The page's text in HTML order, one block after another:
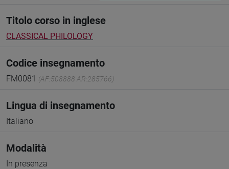
Titolo corso in inglese
CLASSICAL PHILOLOGY
Codice insegnamento
FM0081 (AF:508888 AR:285766)
Lingua di insegnamento
Italiano
Modalità
In presenza